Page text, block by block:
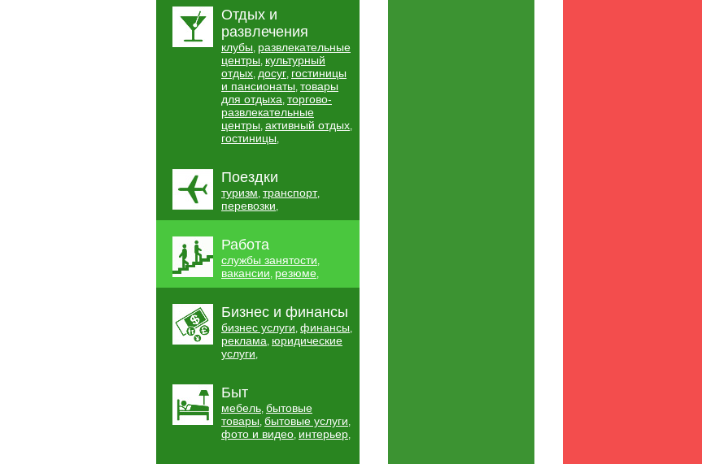
Отдых и
развлечения
клубы, развлекательные
центры, культурный
отдых, досуг, гостиницы
и пансионаты, товары
для отдыха, торгово-
развлекательные
центры, активный отдых,
гостиницы,
Поездки
туризм, транспорт,
перевозки,
Работа
службы занятости,
вакансии, резюме,
Бизнес и финансы
бизнес услуги, финансы,
реклама, юридические
услуги,
Быт
мебель, бытовые
товары, бытовые услуги,
фото и видео, интерьер,